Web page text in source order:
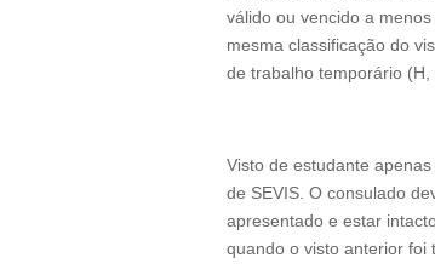
válido ou vencido a
mesma classificação do
de trabalho temporário (H,
Visto de estudante
de SEVIS. O consulado
apresentado e estar
quando o visto anterior foi